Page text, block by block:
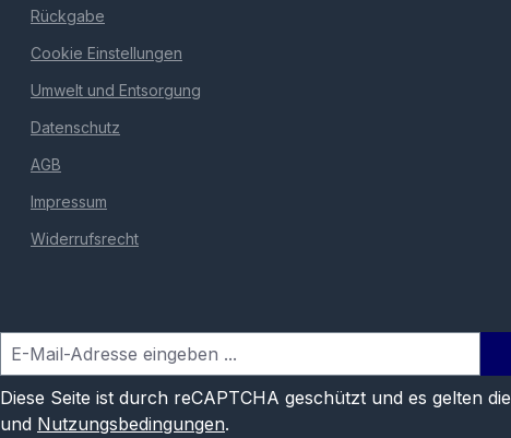
Rückgabe
Cookie Einstellungen
Umwelt und Entsorgung
Datenschutz
AGB
Impressum
Widerrufsrecht
Diese Seite ist durch reCAPTCHA geschützt und es gelten die
und Nutzungsbedingungen.